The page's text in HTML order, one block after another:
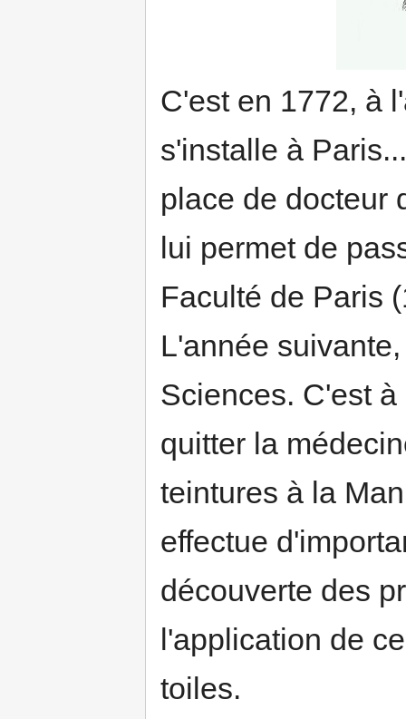
C'est en 1772, à
s'installe à
place de docteur
lui permet de
Faculté de Paris
L'année
Sciences. C'est
quitter la
teintures à la
effectue
découverte des
l'application de
toiles.